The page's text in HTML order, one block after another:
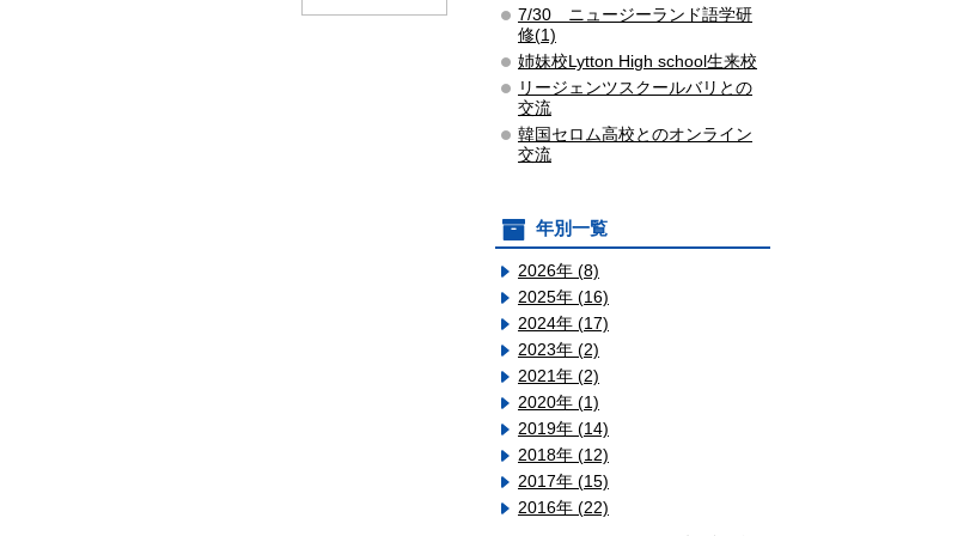
7/30 ニュージーランド語学研
修(1)
姉妹校Lytton High school生来校
リージェンツスクールバリとの
交流
韓国セロム高校とのオンライン
交流
年別一覧
2026年 (8)
2025年 (16)
2024年 (17)
2023年 (2)
2021年 (2)
2020年 (1)
2019年 (14)
2018年 (12)
2017年 (15)
2016年 (22)